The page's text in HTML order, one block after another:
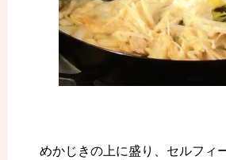
めかじきの上に盛り、セルフィ